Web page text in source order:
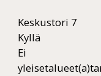
Keskustori 7
Kyllä
Ei